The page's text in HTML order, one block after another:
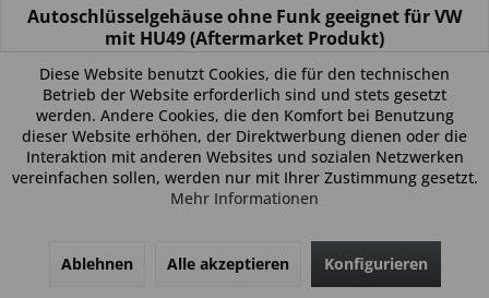
Autoschlüsselgehäuse ohne Funk geeignet für VW
mit HU49 (Aftermarket Produkt)
Allgemein: Beim vorliegendem Produkt handelt es sich um ein
Schlüsselgehäuse (kein Original). Es ist weder eine
Funkeinheit, noch eine Wegfahrsperre (Transponder) im
Schlüssel verbaut. Das Produkt ist ideal zum Austausch
beschädigter...
14,99 € *
In den Warenkorb
Diese Website benutzt Cookies, die für den technischen
Betrieb der Website erforderlich sind und stets gesetzt
werden. Andere Cookies, die den Komfort bei Benutzung
dieser Website erhöhen, der Direktwerbung dienen oder die
Interaktion mit anderen Websites und sozialen Netzwerken
vereinfachen sollen, werden nur mit Ihrer Zustimmung gesetzt.
Mehr Informationen
Ablehnen Alle akzeptieren Konfigurieren